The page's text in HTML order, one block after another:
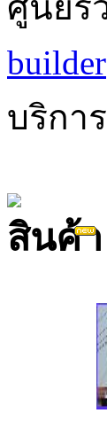
ศูนย์ร
builder
บริกา